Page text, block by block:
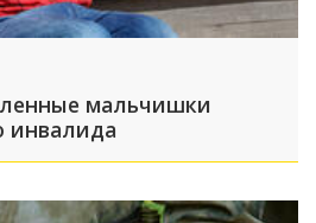
мальчишки
инвалида